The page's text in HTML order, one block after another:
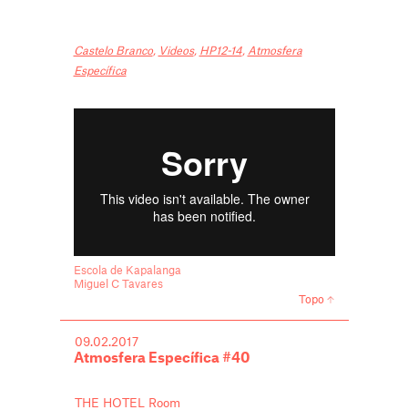
Castelo Branco, Videos, HP12-14, Atmosfera
Específica
Escola de Kapalanga
Miguel C Tavares
Topo
09.02.2017
Atmosfera Específica #40
THE HOTEL Room